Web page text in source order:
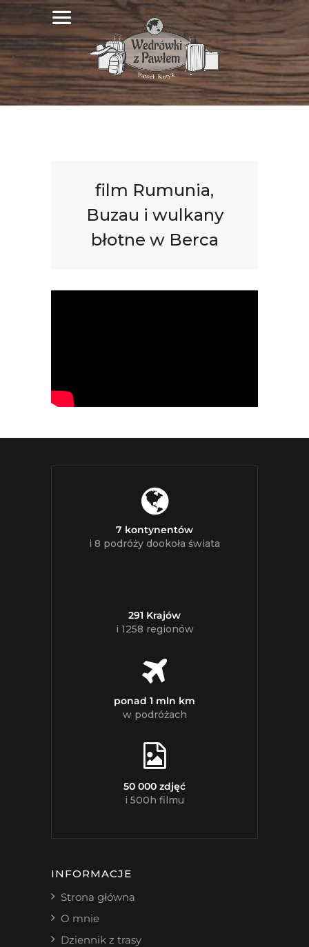
film Rumunia,
Buzau i wulkany
błotne w Berca
7 kontynentów
i 8 podróży dookoła świata
291 Krajów
i 1258 regionów
ponad 1 mln km
w podróżach
50 000 zdjęć
i 500h filmu
INFORMACJE
Strona główna
O mnie
Dziennik z trasy